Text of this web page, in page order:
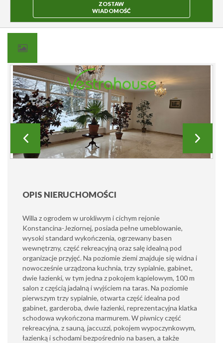
ZOSTAW
WIADOMOŚĆ
OPIS NIERUCHOMOŚCI
Willa z ogrodem w urokliwym i cichym rejonie
Konstancina-Jeziornej, posiada pełne umeblowanie,
wysoki standard wykończenia, ogrzewany basen
wewnętrzny, część rekreacyjną oraz salę idealną pod
organizacje przyjęć. Na poziomie ziemi znajduje się widna i
nowocześnie urządzona kuchnia, trzy sypialnie, gabinet,
dwie łazienki, w tym jedna z pokojem kąpielowym, 100 m
salon z częścią jadalną i wyjściem na taras. Na poziomie
pierwszym trzy sypialnie, otwarta część idealna pod
gabinet, garderoba, dwie łazienki, reprezentacyjna klatka
schodowa wykończona marmurem. W piwnicy część
rekreacyjna, z sauną, jaccuzzi, pokojem wypoczynkowym,
łazienką i schodami bezpośrednio na basen, a także